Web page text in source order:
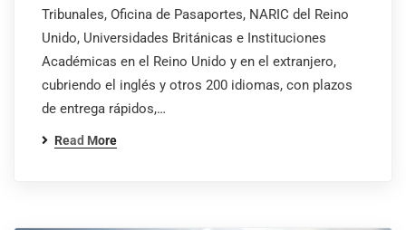
Tribunales, Oficina de Pasaportes, NARIC del Reino
Unido, Universidades Británicas e Instituciones
Académicas en el Reino Unido y en el extranjero,
cubriendo el inglés y otros 200 idiomas, con plazos
de entrega rápidos,…
Read More